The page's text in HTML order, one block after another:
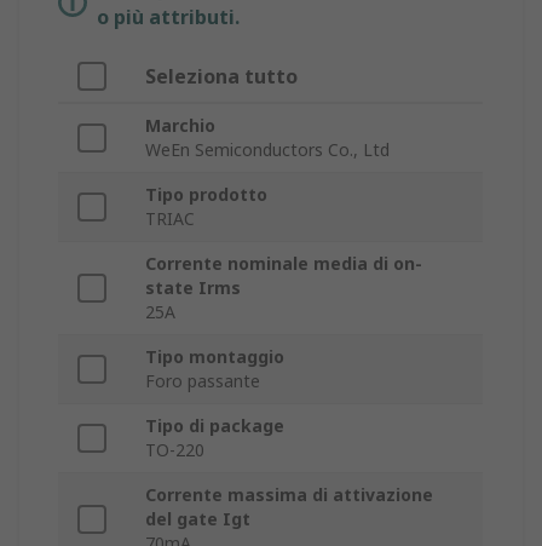
o più attributi.
Seleziona tutto
Marchio
WeEn Semiconductors Co., Ltd
Tipo prodotto
TRIAC
Corrente nominale media di on-
state Irms
25A
Tipo montaggio
Foro passante
Tipo di package
TO-220
Corrente massima di attivazione
del gate Igt